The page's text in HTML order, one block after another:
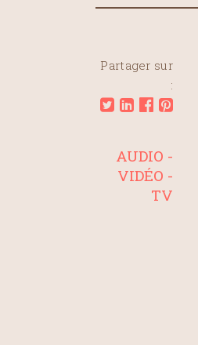
Partager sur
:
AUDIO -
VIDÉO -
TV